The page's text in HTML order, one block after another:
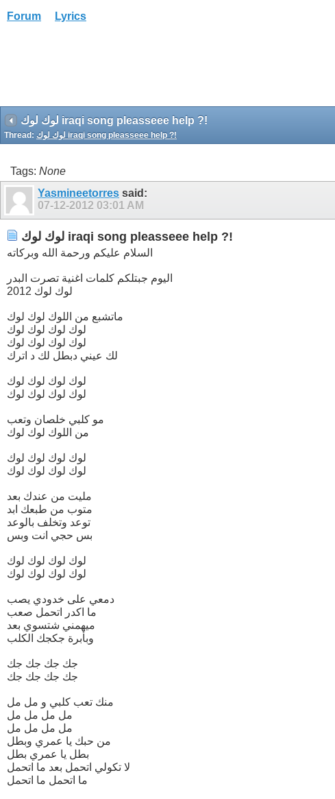
Forum Lyrics
لوك لوك iraqi song pleasseee help ?!
Thread: لوك لوك iraqi song pleasseee help ?!
Tags: None
Yasmineetorres said:
07-12-2012 03:01 AM
لوك لوك iraqi song pleasseee help ?!
السلام عليكم ورحمة الله وبركاته
اليوم جبتلكم كلمات اغنية تصرت البدر
لوك لوك 2012
ماتشبع من اللوك لوك لوك
لوك لوك لوك لوك
لوك لوك لوك لوك
لك عيني دبطل لك د اترك
لوك لوك لوك لوك
لوك لوك لوك لوك
مو كلبي خلصان وتعب
من اللوك لوك لوك
لوك لوك لوك لوك
لوك لوك لوك لوك
مليت من عندك بعد
متوب من طبعك ابد
توعد وتخلف بالوعد
بس حجي انت وبس
لوك لوك لوك لوك
لوك لوك لوك لوك
دمعي على خدودي يصب
ما اكدر اتحمل صعب
ميهمني شتسوي بعد
وبأبرة جكجك الكلب
جك جك جك جك
جك جك جك جك
منك تعب كلبي و مل مل
مل مل مل مل
مل مل مل مل
من حبك يا عمري وبطل
بطل يا عمري بطل
لا تكولي اتحمل بعد ما اتحمل
ما اتحمل ما اتحمل